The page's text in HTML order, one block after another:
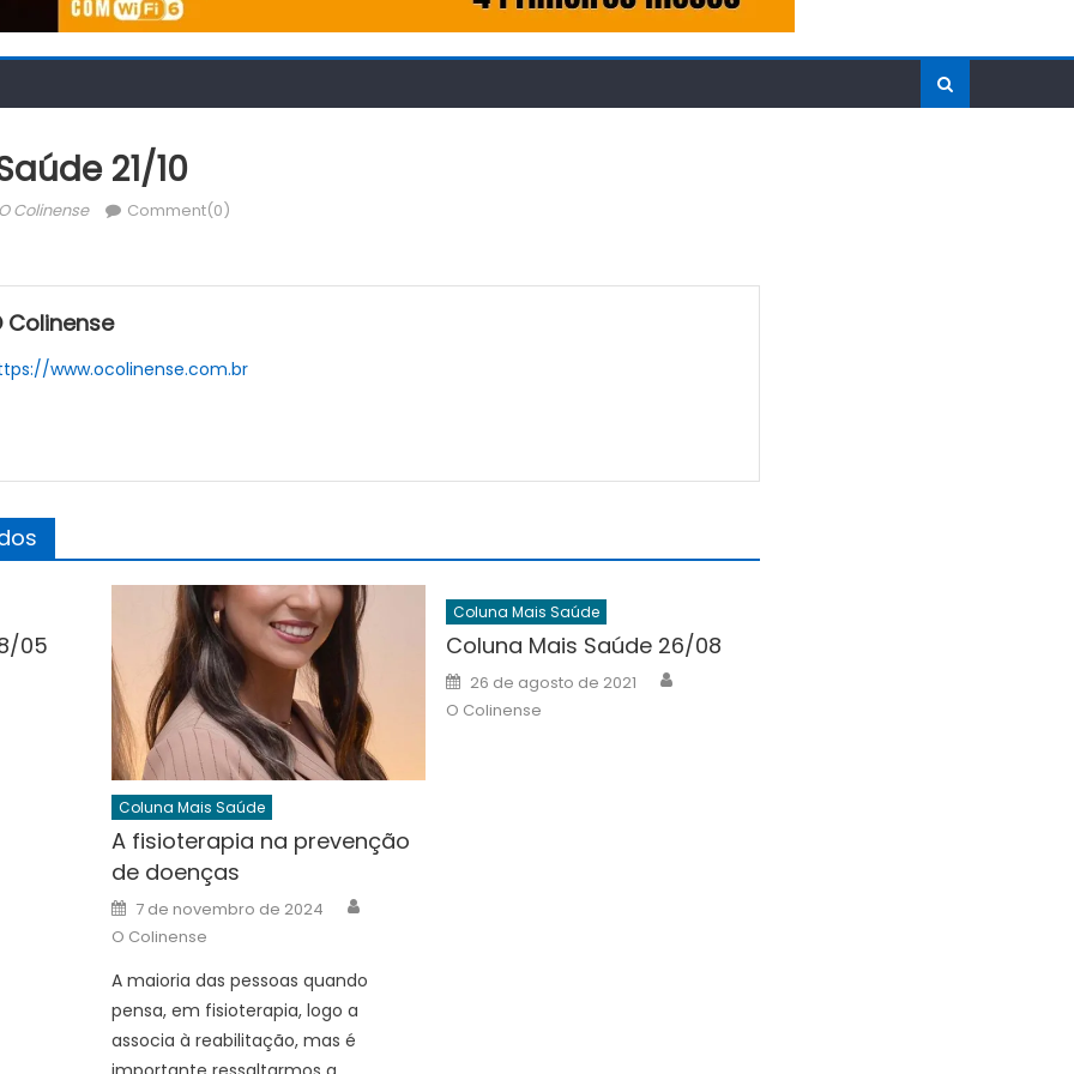
21/10
Author
O Colinense Comment(0)
Colinense
www.ocolinense.com.br
05
Coluna Mais Saúde
A fisioterapia na prevenção
de doenças
Posted
on
7 de novembro de 2024
O Colinense
A maioria das pessoas quando
pensa, em fisioterapia, logo a
associa à reabilitação, mas é
Coluna Mais Saúde
Coluna Mais Saúde 26/08
Posted
on
26 de agosto de 2021
O Colinense